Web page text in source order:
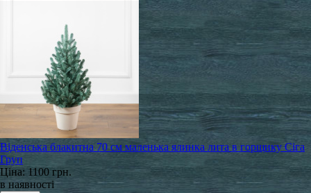
Віденська блакитна 70 см маленька ялинка лита в горщику Сіга
Груп
Ціна: 1100 грн.
в наявності